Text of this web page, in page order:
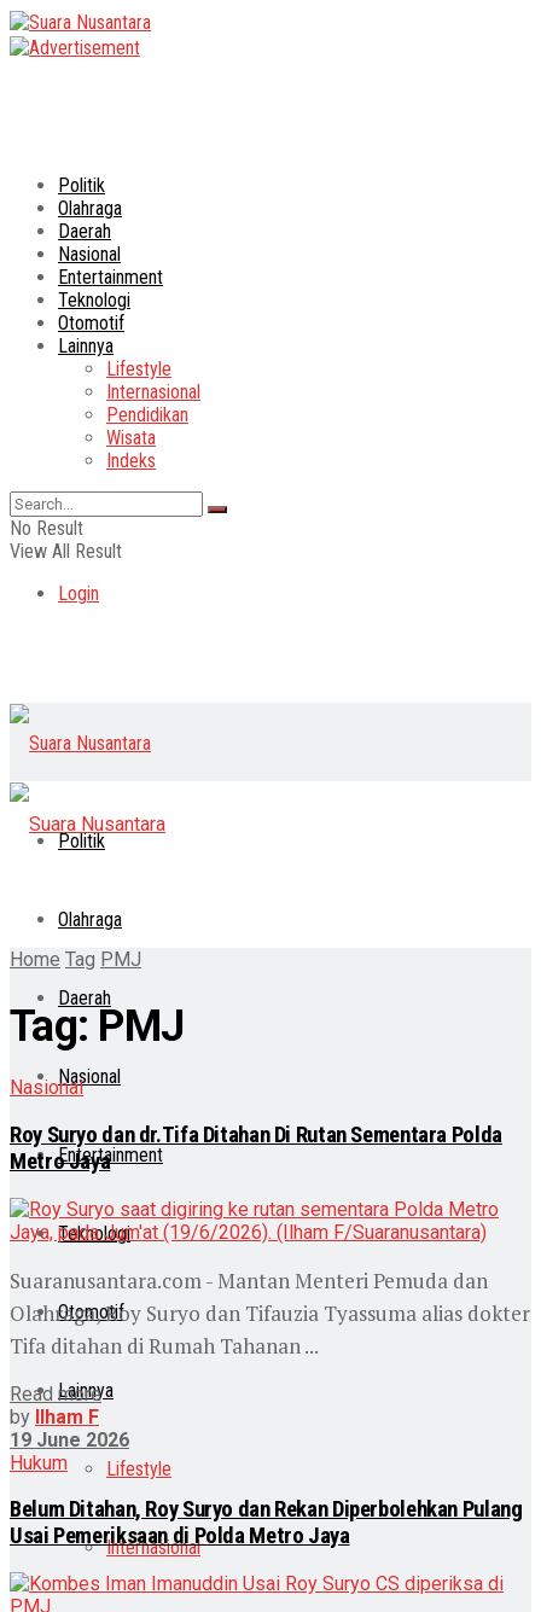
Politik
Olahraga
Daerah
Nasional
Entertainment
Teknologi
Otomotif
Lainnya
Lifestyle
Internasional
Pendidikan
Wisata
Indeks
No Result
View All Result
Login
Politik
Olahraga
Daerah
Nasional
Entertainment
Teknologi
Otomotif
Lainnya
Lifestyle
Internasional
Home Tag PMJ
Tag: PMJ
Nasional
Roy Suryo dan dr.Tifa Ditahan Di Rutan Sementara Polda
Metro Jaya
Suaranusantara.com - Mantan Menteri Pemuda dan
Olahraga, Roy Suryo dan Tifauzia Tyassuma alias dokter
Tifa ditahan di Rumah Tahanan ...
Read more
by Ilham F
19 June 2026
Hukum
Belum Ditahan, Roy Suryo dan Rekan Diperbolehkan Pulang
Usai Pemeriksaan di Polda Metro Jaya